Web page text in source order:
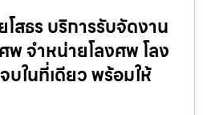
สธร บริการรับจัดงาน
จำหน่ายโลงศพ โลง
ในที่เดียว พร้อมให้